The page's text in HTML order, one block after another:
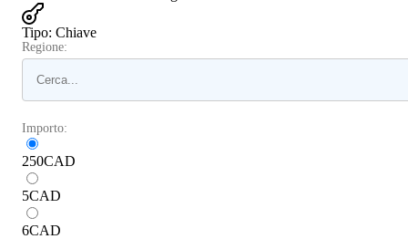
Tipo: Chiave
Regione:
Importo:
250CAD
5CAD
6CAD